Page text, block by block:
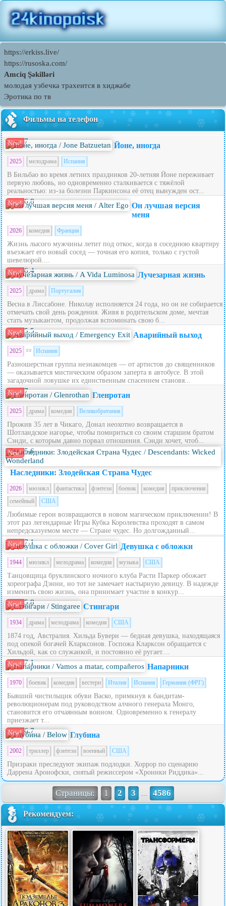
https://erkiss.live/
https://rusoska.com/
Amciq Şəkilləri
молодая узбечка трахеится в хиджабе
Эротика по тв
Фильмы на телефон
New! 7 Йоне, иногда
2025 мелодрама Испания
В Бильбао во время летних праздников 20‑летняя Йоне переживает
первую любовь, но одновременно сталкивается с тяжёлой
реальностью: из‑за болезни Паркинсона её отец вынужден ост...
New! 6.8
Он лучшая версия
меня
2026 комедия Франция
Жизнь лысого мужчины летит под откос, когда в соседнюю квартиру
въезжает его новый сосед — точная его копия, только с густой
шевелюрой....
New! 6.4 Лучезарная жизнь
2025 драма Португалия
Весна в Лиссабоне. Николау исполняется 24 года, но он не собирается
отмечать свой день рождения. Живя в родительском доме, мечтая
стать музыкантом, продолжая вспоминать свою б...
New! 5.5 Аварийный выход
2025 Испания
Разношерстная группа незнакомцев — от артистов до священников
— оказывается мистическим образом заперта в автобусе. В этой
загадочной ловушке их единственным спасением становя...
New! 7 Гленротан
2025 драма комедия Великобритания
Прожив 35 лет в Чикаго, Донал неохотно возвращается в
Шотландское нагорье, чтобы помириться со своим старшим братом
Сэнди, с которым давно порвал отношения. Сэнди хочет, чтоб...
New! 5.6
Наследники: Злодейская Страна Чудес
2026 мюзикл фантастика фэнтези боевик комедия
приключения
семейный
США
Любимые герои возвращаются в новом магическом приключении! В
этот раз легендарные Игры Кубка Королевства проходят в самом
непредсказуемом месте — Стране чудес. Но долгожданный...
New! 7.1 Девушка с обложки
1944 мюзикл мелодрама комедия музыка США
Танцовщица бруклинского ночного клуба Расти Паркер обожает
хореографа Дэнни, но тот не замечает настырную девицу. В надежде
изменить свою жизнь, она принимает участие в конкур...
New! 5.8 Стингари
1934 драма мелодрама комедия США
1874 год, Австралия. Хильда Бувери — бедная девушка, находящаяся
под опекой богачей Кларксонов. Госпожа Кларксон обращается с
Хильдой, как со служанкой, и постоянно её ругает....
New! 7.1 Напарники
1970 боевик комедия вестерн Италия Испания Германия (ФРГ)
Бывший чистильщик обуви Васко, примкнув к бандитам-
революционерам под руководством алчного генерала Монго,
становится его отчаянным воином. Одновременно к генералу
приезжает т...
New! 6.7 Глубина
2002 триллер фэнтези военный США
Призраки преследуют экипаж подлодки. Хоррор по сценарию
Даррена Аронофски, снятый режиссером «Хроники Риддика»...
Страницы: 1 2 3 ... 4586
Рекомендуем: